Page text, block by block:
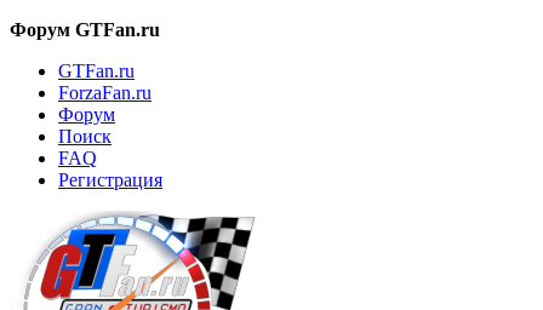
Форум GTFan.ru
GTFan.ru
ForzaFan.ru
Форум
Поиск
FAQ
Регистрация